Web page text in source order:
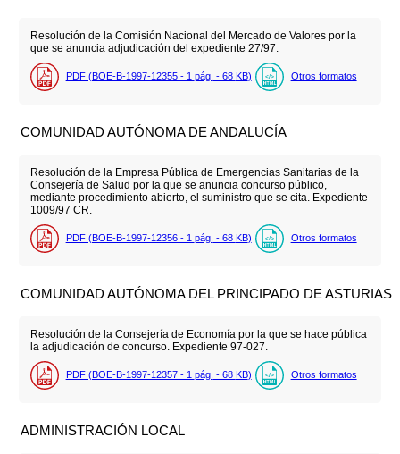
Resolución de la Comisión Nacional del Mercado de Valores por la
que se anuncia adjudicación del expediente 27/97.
PDF (BOE-B-1997-12355 - 1 pág. - 68 KB) Otros formatos
COMUNIDAD AUTÓNOMA DE ANDALUCÍA
Resolución de la Empresa Pública de Emergencias Sanitarias de la
Consejería de Salud por la que se anuncia concurso público,
mediante procedimiento abierto, el suministro que se cita. Expediente
1009/97 CR.
PDF (BOE-B-1997-12356 - 1 pág. - 68 KB) Otros formatos
COMUNIDAD AUTÓNOMA DEL PRINCIPADO DE ASTURIAS
Resolución de la Consejería de Economía por la que se hace pública
la adjudicación de concurso. Expediente 97-027.
PDF (BOE-B-1997-12357 - 1 pág. - 68 KB) Otros formatos
ADMINISTRACIÓN LOCAL